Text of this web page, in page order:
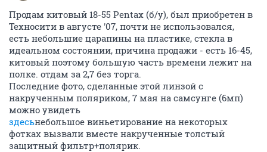
Продам китовый 18-55 Pentax (б/у), был приобретен в
Техносити в августе '07, почти не использовался,
есть небольшие царапины на пластике, стекла в
идеальном состоянии, причина продажи - есть 16-45,
китовый поэтому большую часть времени лежит на
полке. отдам за 2,7 без торга.
Последние фото, сделанные этой линзой с
накрученным поляриком, 7 мая на самсунге (6мп)
можно увидеть
здесьнебольшое виньетирование на некоторых
фотках вызвали вместе накрученные толстый
защитный фильтр+полярик.